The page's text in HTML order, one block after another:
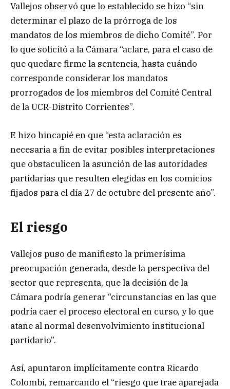
Vallejos observó que lo establecido se hizo “sin
determinar el plazo de la prórroga de los
mandatos de los miembros de dicho Comité”. Por
lo que solicitó a la Cámara “aclare, para el caso de
que quedare firme la sentencia, hasta cuándo
corresponde considerar los mandatos
prorrogados de los miembros del Comité Central
de la UCR-Distrito Corrientes”.
E hizo hincapié en que “esta aclaración es
necesaria a fin de evitar posibles interpretaciones
que obstaculicen la asunción de las autoridades
partidarias que resulten elegidas en los comicios
fijados para el día 27 de octubre del presente año”.
El riesgo
Vallejos puso de manifiesto la primerísima
preocupación generada, desde la perspectiva del
sector que representa, que la decisión de la
Cámara podría generar “circunstancias en las que
podría caer el proceso electoral en curso, y lo que
atañe al normal desenvolvimiento institucional
partidario”.
Así, apuntaron implícitamente contra Ricardo
Colombi, remarcando el “riesgo que trae aparejada